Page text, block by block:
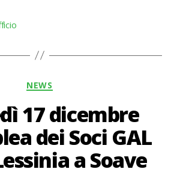
Categorie
NEWS
17 dicembre
dei Soci GAL
a Soave